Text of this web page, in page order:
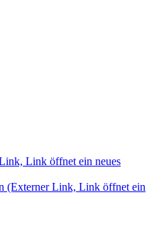
Link öffnet ein neues
(Externer Link, Link öffnet ein